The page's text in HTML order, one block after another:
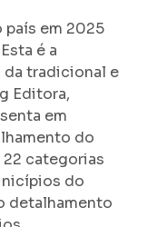
país em 2025
é a
da tradicional e
Editora,
em
do
categorias
do
detalhamento